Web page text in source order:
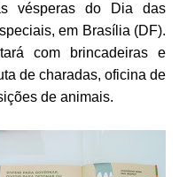
vésperas do Dia das
em Brasília (DF).
com brincadeiras e
de charadas, oficina de
de animais.